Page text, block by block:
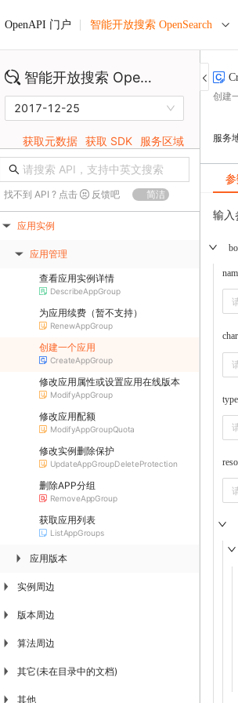
OpenAPI 门户 智能开放搜索 OpenSearch
智能开放搜索 OpenSearch
2017-12-25
获取元数据 获取 SDK 服务区域
找不到 API ? 点击 反馈吧 简洁
▶ 应用实例
▶ 应用管理
查看应用实例详情
DescribeAppGroup
为应用续费（暂不支持）
RenewAppGroup
创建一个应用
CreateAppGroup
修改应用属性或设置应用在线版本
ModifyAppGroup
修改应用配额
ModifyAppGroupQuota
修改实例删除保护
UpdateAppGroupDeleteProtection
删除APP分组
RemoveAppGroup
获取应用列表
ListAppGroups
▶ 应用版本
▶ 实例周边
▶ 版本周边
▶ 算法周边
▶ 其它(未在目录中的文档)
▶ 其他
创建
服务
输入
type